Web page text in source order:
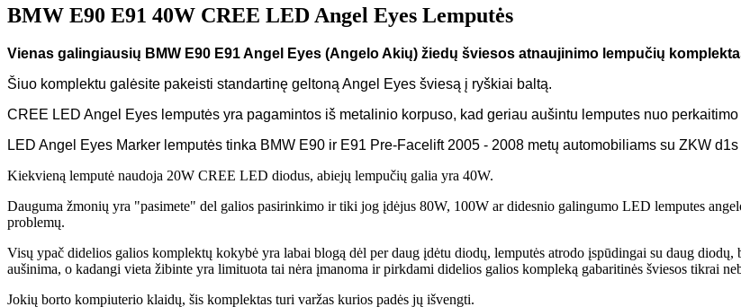
BMW E90 E91 40W CREE LED Angel Eyes Lemputės
Vienas galingiausių BMW E90 E91 Angel Eyes (Angelo Akių) žiedų šviesos atnaujinimo lempučių
Šiuo komplektu galėsite pakeisti standartinę geltoną Angel Eyes šviesą į ryškiai baltą.
CREE LED Angel Eyes lemputės yra pagamintos iš metalinio korpuso, kad geriau aušintu lemputes nuo
LED Angel Eyes Marker lemputės tinka BMW E90 ir E91 Pre-Facelift 2005 - 2008 metų automobiliams su ZKW
Kiekvieną lemputė naudoja 20W CREE LED diodus, abiejų lempučių galia yra 40W.
Dauguma žmonių yra "pasimete" del galios pasirinkimo ir tiki jog įdėjus 80W, 100W ar didesnio galingumo LED lemputes
problemų.
Visų ypač didelios galios komplektų kokybė yra labai blogą dėl per daug įdėtu diodų, lemputės atrodo įspūdingai su daug
aušinima, o kadangi vieta žibinte yra limituota tai nėra įmanoma ir pirkdami didelios galios kompleką gabaritinės šviesos tikrai
Jokių borto kompiuterio klaidų, šis komplektas turi varžas kurios padės jų išvengti.